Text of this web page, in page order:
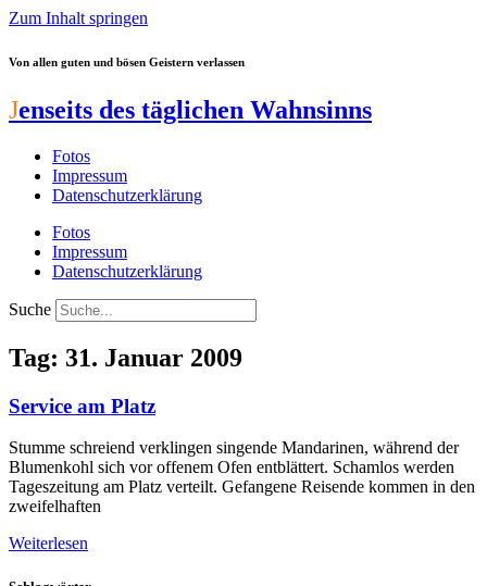
Zum Inhalt springen
Von allen guten und bösen Geistern verlassen
Jenseits des täglichen Wahnsinns
Fotos
Impressum
Datenschutzerklärung
Fotos
Impressum
Datenschutzerklärung
Suche
Tag: 31. Januar 2009
Service am Platz
Stumme schreiend verklingen singende Mandarinen, während der
Blumenkohl sich vor offenem Ofen entblättert. Schamlos werden
Tageszeitung am Platz verteilt. Gefangene Reisende kommen in den
zweifelhaften
Weiterlesen